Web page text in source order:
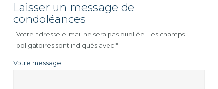
Laisser un message de
condoléances
Votre adresse e-mail ne sera pas publiée. Les champs
obligatoires sont indiqués avec*
Votre message